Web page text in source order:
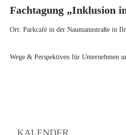
Fachtagung „Inklusion
Ort: Parkcafé in der Naumannstraße in
Wege & Perspektiven für Unternehmen
KALENDER